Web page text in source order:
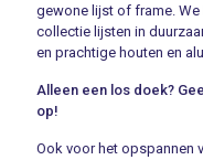
gewone lijst of frame.
collectie lijsten in
en prachtige houten en
Alleen een los doek?
op!
Ook voor het opspannen